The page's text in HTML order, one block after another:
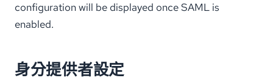
configuration will be displayed once SAML is
enabled.
身分提供者設定